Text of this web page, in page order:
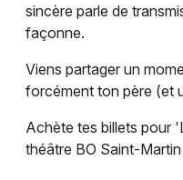
sincère parle de
façonne.
Viens partager un
forcément ton père (et
Achète tes billets pour
théâtre BO Saint-Martin